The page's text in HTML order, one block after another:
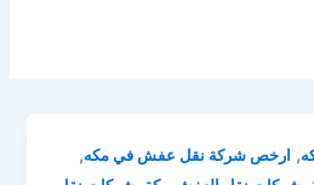
, ارخص شركة نقل عفش في مكه,